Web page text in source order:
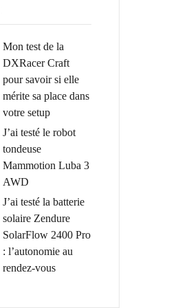
Mon test de la
DXRacer Craft
pour savoir si elle
mérite sa place dans
votre setup
J’ai testé le robot
tondeuse
Mammotion Luba 3
AWD
J’ai testé la batterie
solaire Zendure
SolarFlow 2400 Pro
: l’autonomie au
rendez-vous